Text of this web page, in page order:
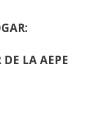
LA AEPE